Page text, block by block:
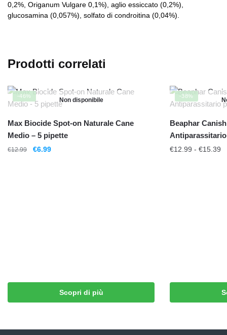
0,2%, Origanum Vulgare 0,1%), aglio essiccato (0,2%),
glucosamina (0,057%), solfato di condroitina (0,04%).
Prodotti correlati
-46%
Non disponibile
Max Biocide Spot-on Naturale Cane
Medio – 5 pipette
€12.99 €6.99
Scopri di più
-38%
Beaphar
€12.99 - €15.39